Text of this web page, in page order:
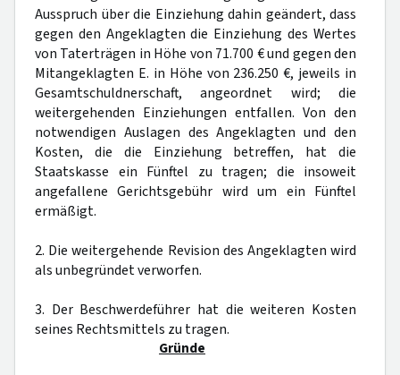
Ausspruch über die Einziehung dahin geändert, dass
gegen den Angeklagten die Einziehung des Wertes
von Taterträgen in Höhe von 71.700 € und gegen den
Mitangeklagten E. in Höhe von 236.250 €, jeweils in
Gesamtschuldnerschaft, angeordnet wird; die
weitergehenden Einziehungen entfallen. Von den
notwendigen Auslagen des Angeklagten und den
Kosten, die die Einziehung betreffen, hat die
Staatskasse ein Fünftel zu tragen; die insoweit
angefallene Gerichtsgebühr wird um ein Fünftel
ermäßigt.
2. Die weitergehende Revision des Angeklagten wird
als unbegründet verworfen.
3. Der Beschwerdeführer hat die weiteren Kosten
seines Rechtsmittels zu tragen.
Gründe